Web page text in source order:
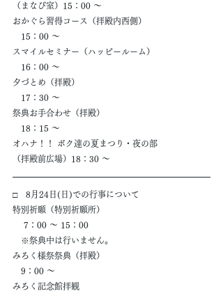
（まなび室）15：00 ～
おかぐら習得コース（拝殿内西側）
15：00 ～
スマイルセミナー（ハッピールーム）
16：00 ～
夕づとめ（拝殿）
17：30 ～
祭典お手合わせ（拝殿）
18：15 ～
オハナ！！ ボク達の夏まつり・夜の部
（拝殿前広場）18：30 ～
□　8月24日(日)での行事について
特別祈願（特別祈願所）
7：00 ～ 15：00
※祭典中は行いません。
みろく様祭祭典（拝殿）
9：00 ～
みろく記念館拝観